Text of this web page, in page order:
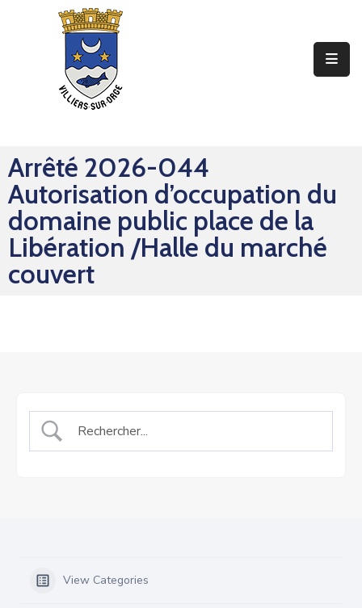
Mes
Sorties
Mes
Démarches
Arrêté 2026-044
Autorisation d’occupation du
domaine public place de la
Libération /Halle du marché
couvert
View Categories